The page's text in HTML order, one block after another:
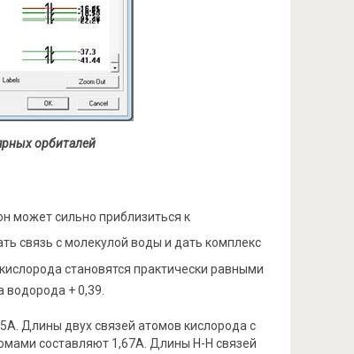
орбиталей
может сильно приблизиться к
связь с молекулой воды и дать комплекс
становятся практически равными
+ 0,39.
Длины двух связей атомов кислорода с
составляют 1,67А. Длины Н-Н связей